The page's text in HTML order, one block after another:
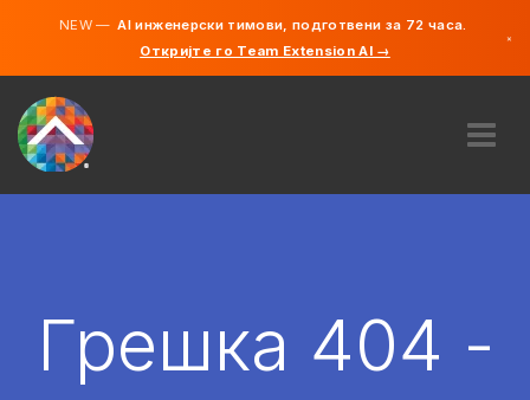
NEW —AI инженерски тимови, подготвени за 72 часа.
Откријте го Team Extension AI →
×
АНГАЖИРАЈ
Грешка 404 -